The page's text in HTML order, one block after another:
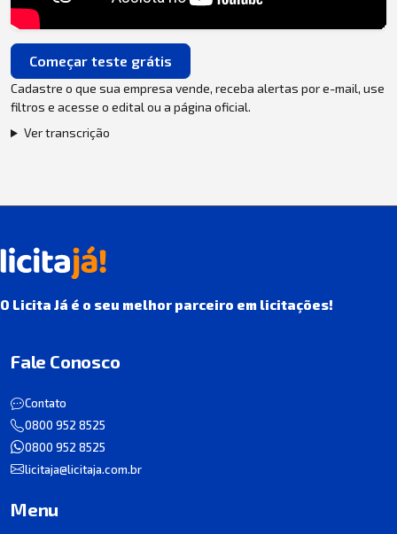
Começar teste grátis
Cadastre o que sua empresa vende, receba alertas por e-mail, use
filtros e acesse o edital ou a página oficial.
Ver transcrição
O Licita Já é o seu melhor parceiro em licitações!
Fale Conosco
Contato
0800 952 8525
0800 952 8525
licitaja@licitaja.com.br
Menu